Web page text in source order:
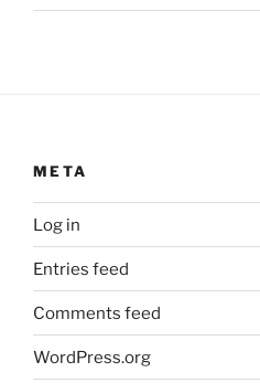
META
Log in
Entries feed
Comments feed
WordPress.org